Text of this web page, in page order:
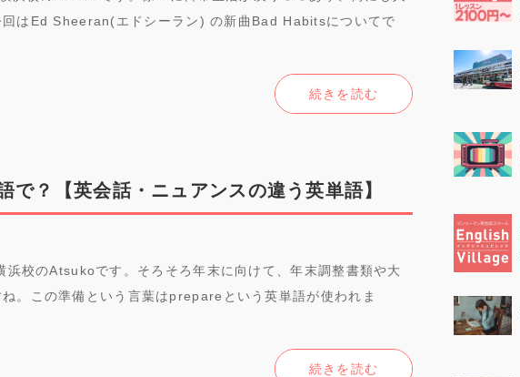
回はEd Sheeran(エドシーラン) の新曲Bad Habitsについてで
続きを読む
で？【英会話・ニュアンスの違う英単語】
浜校のAtsukoです。そろそろ年末に向けて、年末調整書類や大
。この準備という言葉はprepareという英単語が使われま
続きを読む